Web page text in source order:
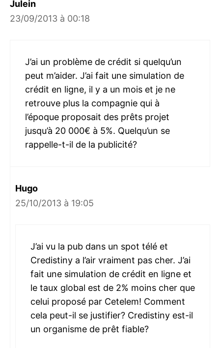
Julein
23/09/2013 à 00:18
J’ai un problème de crédit si quelqu’un
peut m’aider. J’ai fait une simulation de
crédit en ligne, il y a un mois et je ne
retrouve plus la compagnie qui à
l’époque proposait des prêts projet
jusqu’à 20 000€ à 5%. Quelqu’un se
rappelle-t-il de la publicité?
Hugo
25/10/2013 à 19:05
J’ai vu la pub dans un spot télé et
Credistiny a l’air vraiment pas cher. J’ai
fait une simulation de crédit en ligne et
le taux global est de 2% moins cher que
celui proposé par Cetelem! Comment
cela peut-il se justifier? Credistiny est-il
un organisme de prêt fiable?